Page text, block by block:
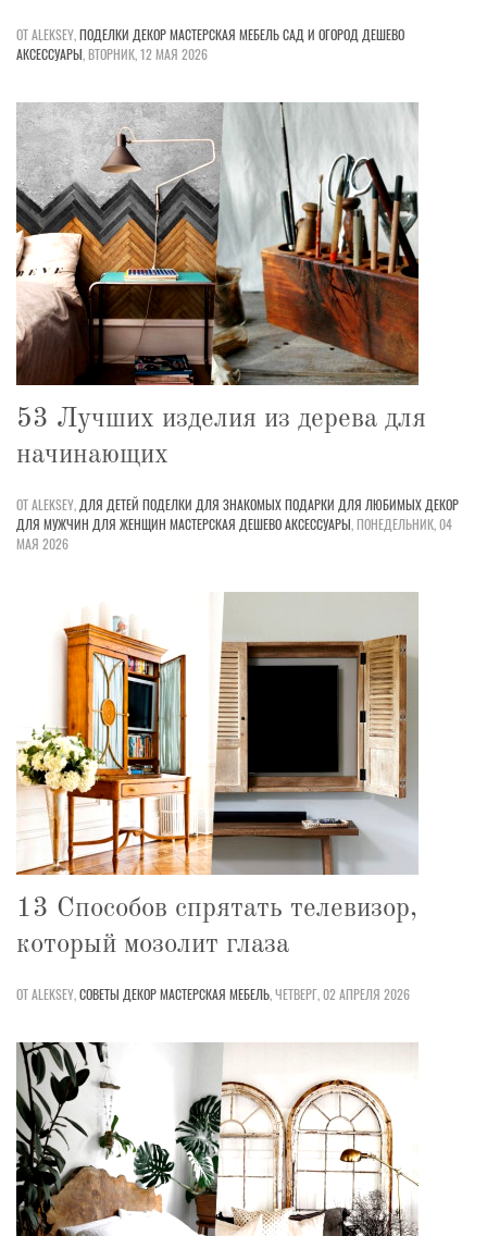
ОТ ALEKSEY,ПОДЕЛКИ ДЕКОРМАСТЕРСКАЯ МЕБЕЛЬСАД И ОГОРОД ДЕШЕВО
АКСЕССУАРЫ,ВТОРНИК, 12 МАЯ 2026
53 Лучших изделия из дерева для
начинающих
ОТ ALEKSEY, ДЛЯ ДЕТЕЙ ПОДЕЛКИ ДЛЯ ЗНАКОМЫХПОДАРКИ ДЛЯ ЛЮБИМЫХ ДЕКОР
ДЛЯ МУЖЧИН ДЛЯ ЖЕНЩИН МАСТЕРСКАЯ ДЕШЕВОАКСЕССУАРЫ,ПОНЕДЕЛЬНИК, 04
МАЯ 2026
13 Способов спрятать телевизор,
который мозолит глаза
ОТ ALEKSEY,СОВЕТЫ ДЕКОРМАСТЕРСКАЯ МЕБЕЛЬ,ЧЕТВЕРГ, 02 АПРЕЛЯ 2026